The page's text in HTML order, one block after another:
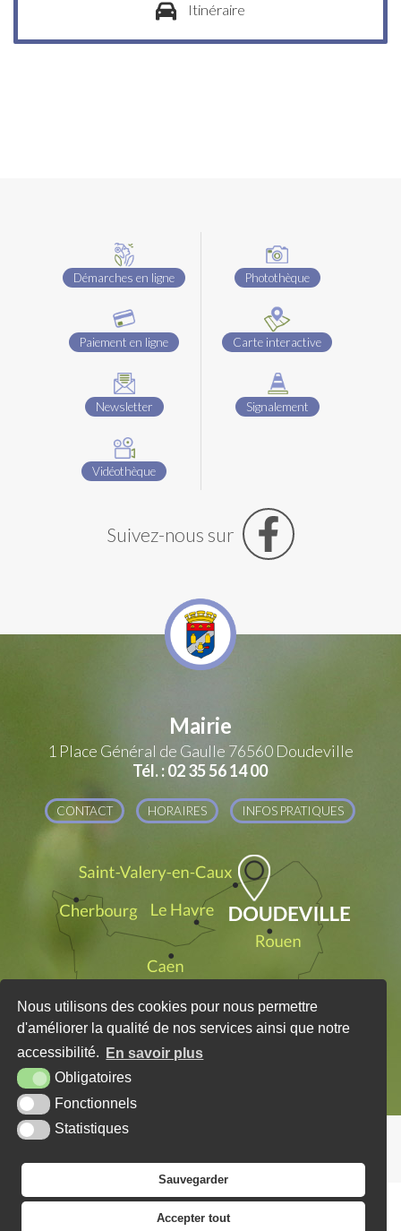
Nous utilisons des cookies pour nous permettre
d'améliorer la qualité de nos services ainsi que notre
accessibilité.
En savoir plus
Obligatoires
Fonctionnels
Statistiques
Sauvegarder
Accepter tout
Itinéraire
Démarches en ligne
Paiement en ligne
Newsletter
Vidéothèque
Photothèque
Carte interactive
Signalement
Suivez-nous sur
Mairie
1 Place Général de Gaulle 76560 Doudeville
Tél. : 02 35 56 14 00
CONTACT HORAIRES INFOS PRATIQUES